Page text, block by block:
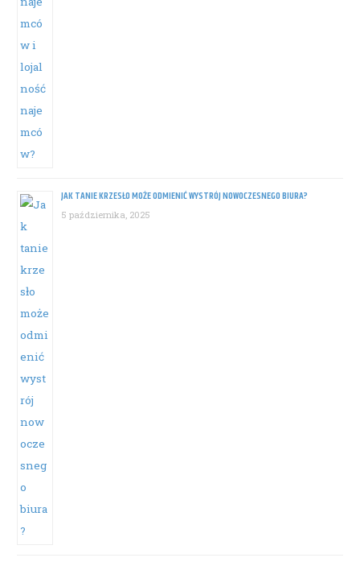
JAK TANIE KRZESŁO MOŻE ODMIENIĆ WYSTRÓJ NOWOCZESNEGO BIURA?
5 października, 2025